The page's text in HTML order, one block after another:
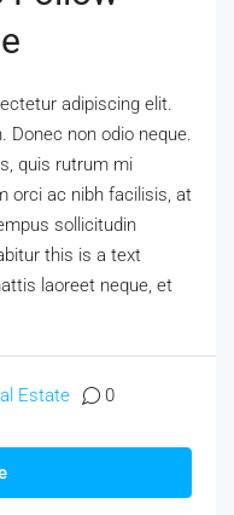
adipiscing elit.
Donec non odio neque.
quis rutrum mi
orci ac nibh facilisis, at
sollicitudin
this is a text
laoreet neque, et
Estate 0